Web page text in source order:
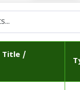
Title /